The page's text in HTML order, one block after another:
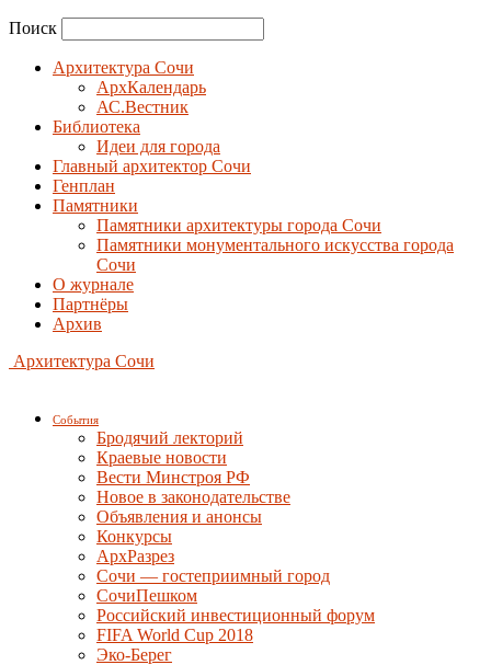
Поиск
Архитектура Сочи
АрхКалендарь
АС.Вестник
Библиотека
Идеи для города
Главный архитектор Сочи
Генплан
Памятники
Памятники архитектуры города Сочи
Памятники монументального искусства города
Сочи
О журнале
Партнёры
Архив
Архитектура Сочи
События
Бродячий лекторий
Краевые новости
Вести Минстроя РФ
Новое в законодательстве
Объявления и анонсы
Конкурсы
АрхРазрез
Сочи — гостеприимный город
СочиПешком
Российский инвестиционный форум
FIFA World Cup 2018
Эко-Берег